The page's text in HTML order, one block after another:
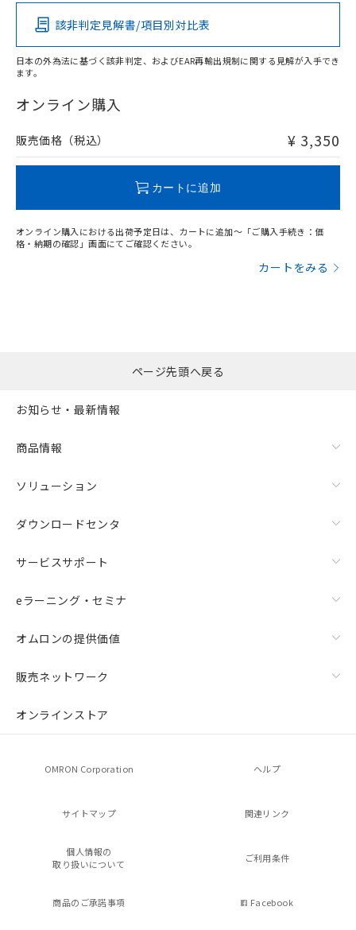
O
在庫等で未対応品が混在する可能性があります。
問い合わせください。
該非判定見解書/項目別対比表
日本の外為法に基づく該非判定、およびEAR再輸出規制に関する見解が入手でき
ます。
オンライン購入
販売価格（税込） ¥ 3,350
カートに追加
オンライン購入における出荷予定日は、カートに追加～「ご購入手続き：価
格・納期の確認」画面にてご確認ください。
カートをみる
ページ先頭へ戻る
お知らせ・最新情報
商品情報
ソリューション
ダウンロードセンタ
サービスサポート
eラーニング・セミナ
オムロンの提供価値
販売ネットワーク
オンラインストア
OMRON Corporation ヘルプ
サイトマップ 関連リンク
個人情報の
取り扱いについて
ご利用条件
商品のご承諾事項 Facebook